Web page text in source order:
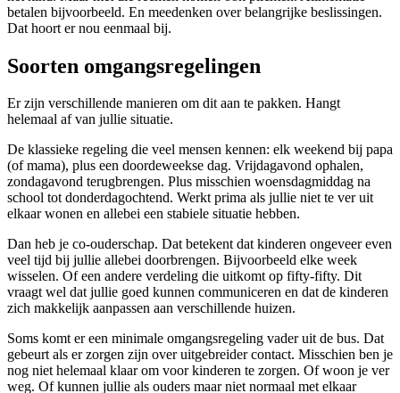
betalen bijvoorbeeld. En meedenken over belangrijke beslissingen.
Dat hoort er nou eenmaal bij.
Soorten omgangsregelingen
Er zijn verschillende manieren om dit aan te pakken. Hangt
helemaal af van jullie situatie.
De klassieke regeling die veel mensen kennen: elk weekend bij papa
(of mama), plus een doordeweekse dag. Vrijdagavond ophalen,
zondagavond terugbrengen. Plus misschien woensdagmiddag na
school tot donderdagochtend. Werkt prima als jullie niet te ver uit
elkaar wonen en allebei een stabiele situatie hebben.
Dan heb je co-ouderschap. Dat betekent dat kinderen ongeveer even
veel tijd bij jullie allebei doorbrengen. Bijvoorbeeld elke week
wisselen. Of een andere verdeling die uitkomt op fifty-fifty. Dit
vraagt wel dat jullie goed kunnen communiceren en dat de kinderen
zich makkelijk aanpassen aan verschillende huizen.
Soms komt er een minimale omgangsregeling vader uit de bus. Dat
gebeurt als er zorgen zijn over uitgebreider contact. Misschien ben je
nog niet helemaal klaar om voor kinderen te zorgen. Of woon je ver
weg. Of kunnen jullie als ouders maar niet normaal met elkaar